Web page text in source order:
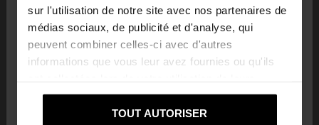
sur l'utilisation de notre site avec nos partenaires de
médias sociaux, de publicité et d'analyse, qui
peuvent combiner celles-ci avec d'autres
informations que vous leur avez fournies ou qu'ils
services.
TOUT AUTORISER
Vous accédez au site depuis France. Voulez-vous
parcourir notre site au United States?